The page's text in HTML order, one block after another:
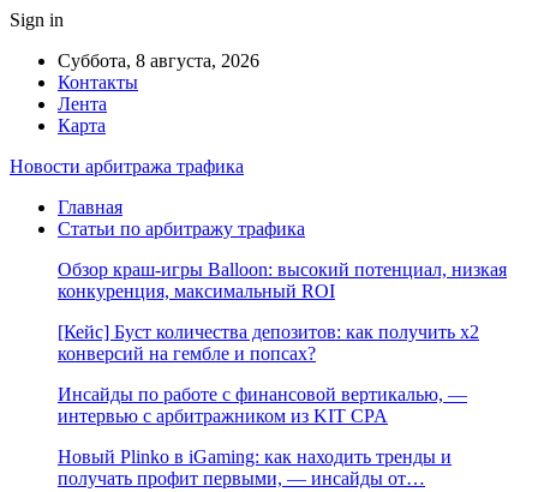
Sign in
Суббота, 8 августа, 2026
Контакты
Лента
Карта
Новости арбитража трафика
Главная
Статьи по арбитражу трафика
Обзор краш-игры Balloon: высокий потенциал, низкая
конкуренция, максимальный ROI
[Кейс] Буст количества депозитов: как получить х2
конверсий на гембле и попсах?
Инсайды по работе с финансовой вертикалью, —
интервью с арбитражником из KIT CPA
Новый Plinko в iGaming: как находить тренды и
получать профит первыми, — инсайды от…